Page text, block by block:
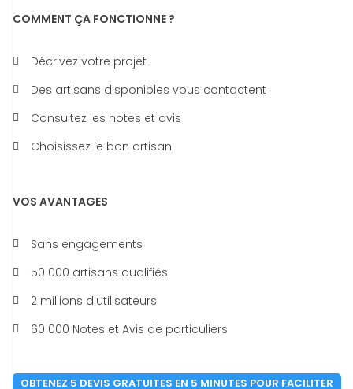
COMMENT ÇA FONCTIONNE ?
Décrivez votre projet
Des artisans disponibles vous contactent
Consultez les notes et avis
Choisissez le bon artisan
VOS AVANTAGES
Sans engagements
50 000 artisans qualifiés
2 millions d'utilisateurs
60 000 Notes et Avis de particuliers
OBTENEZ 5 DEVIS GRATUITES EN 5 MINUTES POUR FACILITER